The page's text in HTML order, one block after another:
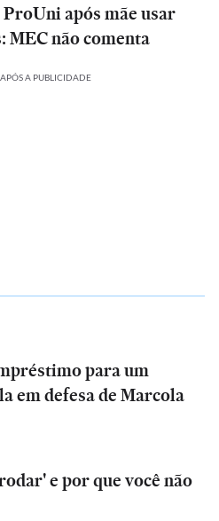
após mãe usar
MEC não comenta
A PUBLICIDADE
para um
em defesa de Marcola
e por que você não